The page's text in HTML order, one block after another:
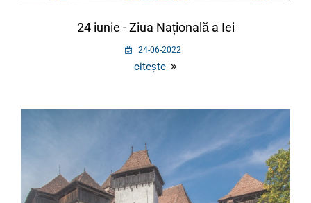
24 iunie - Ziua Națională a Iei
24-06-2022
citește